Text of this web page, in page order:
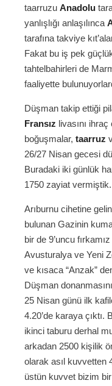
taarruzu Anadolu
yanlışlığı anlaşılınca
tarafına takviye
Fakat bu iş pek
tahtelbahirleri de
faaliyette
Düşman takip ettiği
Fransız livasını
boğuşmalar, taarruz
26/27 Nisan gecesi
Buradaki iki günlük
1750 zayiat vermiştik.
Arıburnu cihetine
bulunan Gazinin
bir de 9’uncu
Avusturalya ve Yeni
ve kısaca “Anzak”
Düşman
25 Nisan günü ilk
4.20’de karaya çıktı.
ikinci taburu derhal
arkadan 2500 kişilik
olarak asıl kuvvetten
üstün kuvvet bizim